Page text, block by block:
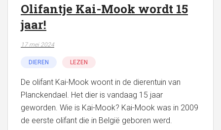
Olifantje Kai-Mook wordt 15
jaar!
17 mei 2024
DIEREN LEZEN
De olifant Kai-Mook woont in de dierentuin van
Planckendael. Het dier is vandaag 15 jaar
geworden. Wie is Kai-Mook? Kai-Mook was in 2009
de eerste olifant die in België geboren werd.